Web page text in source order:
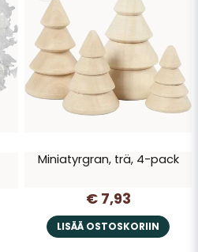
Miniatyrgran, trä, 4-pack
€ 7,93
LISÄÄ OSTOSKORIIN